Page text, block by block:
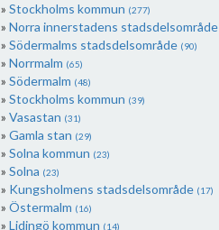
Stockholms kommun (277)
Norra innerstadens stadsdelsområde
Södermalms stadsdelsområde (90)
Norrmalm (65)
Södermalm (48)
Stockholms kommun (39)
Vasastan (31)
Gamla stan (29)
Solna kommun (23)
Solna (23)
Kungsholmens stadsdelsområde (17)
Östermalm (16)
Lidingö kommun (14)